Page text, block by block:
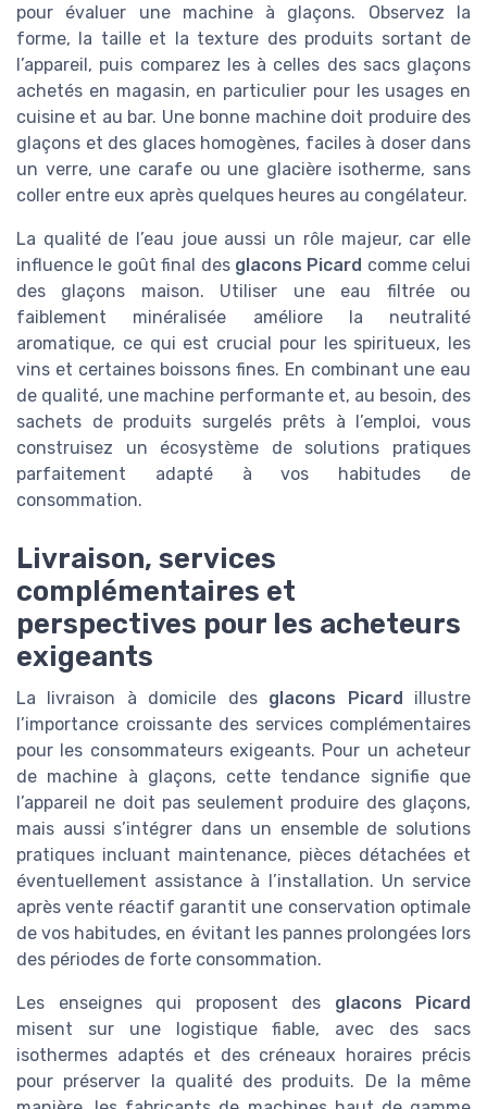
pour évaluer une machine à glaçons. Observez la
forme, la taille et la texture des produits sortant de
l’appareil, puis comparez les à celles des sacs glaçons
achetés en magasin, en particulier pour les usages en
cuisine et au bar. Une bonne machine doit produire des
glaçons et des glaces homogènes, faciles à doser dans
un verre, une carafe ou une glacière isotherme, sans
coller entre eux après quelques heures au congélateur.
La qualité de l’eau joue aussi un rôle majeur, car elle
influence le goût final des glacons Picard comme celui
des glaçons maison. Utiliser une eau filtrée ou
faiblement minéralisée améliore la neutralité
aromatique, ce qui est crucial pour les spiritueux, les
vins et certaines boissons fines. En combinant une eau
de qualité, une machine performante et, au besoin, des
sachets de produits surgelés prêts à l’emploi, vous
construisez un écosystème de solutions pratiques
parfaitement adapté à vos habitudes de
consommation.
Livraison, services
complémentaires et
perspectives pour les acheteurs
exigeants
La livraison à domicile des glacons Picard
illustre
l’importance croissante des services complémentaires
pour les consommateurs exigeants. Pour un acheteur
de machine à glaçons, cette tendance signifie que
l’appareil ne doit pas seulement produire des glaçons,
mais aussi s’intégrer dans un ensemble de solutions
pratiques incluant maintenance, pièces détachées et
éventuellement assistance à l’installation. Un service
après vente réactif garantit une conservation optimale
de vos habitudes, en évitant les pannes prolongées lors
des périodes de forte consommation.
Les enseignes qui proposent des glacons Picard
misent sur une logistique fiable, avec des sacs
isothermes adaptés et des créneaux horaires précis
pour préserver la qualité des produits. De la même